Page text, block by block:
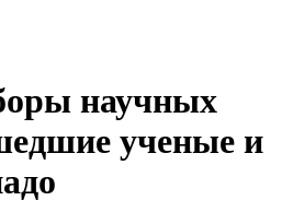
научных
ученые и